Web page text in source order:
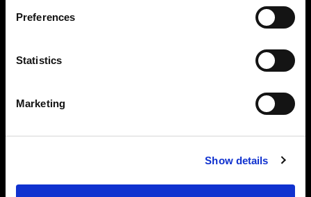
Preferences
Statistics
Marketing
Show details